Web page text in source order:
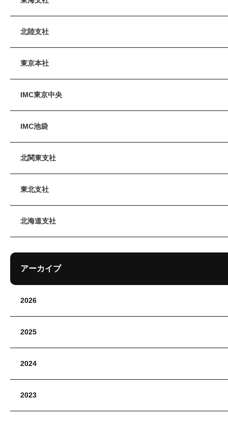
北陸支社
東京本社
IMC東京中央
IMC池袋
北関東支社
東北支社
北海道支社
アーカイブ
2026
2025
2024
2023